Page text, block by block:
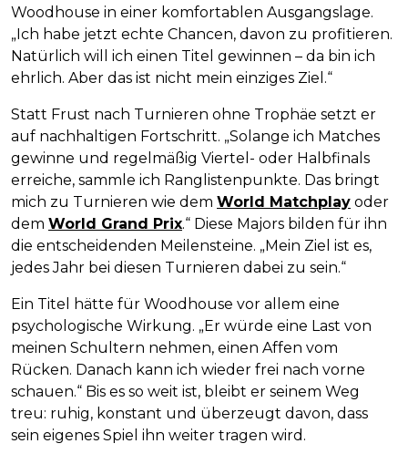
Woodhouse in einer komfortablen Ausgangslage.
„Ich habe jetzt echte Chancen, davon zu profitieren.
Natürlich will ich einen Titel gewinnen – da bin ich
ehrlich. Aber das ist nicht mein einziges Ziel.“
Statt Frust nach Turnieren ohne Trophäe setzt er
auf nachhaltigen Fortschritt. „Solange ich Matches
gewinne und regelmäßig Viertel- oder Halbfinals
erreiche, sammle ich Ranglistenpunkte. Das bringt
mich zu Turnieren wie dem World Matchplay oder
dem World Grand Prix.“ Diese Majors bilden für ihn
die entscheidenden Meilensteine. „Mein Ziel ist es,
jedes Jahr bei diesen Turnieren dabei zu sein.“
Ein Titel hätte für Woodhouse vor allem eine
psychologische Wirkung. „Er würde eine Last von
meinen Schultern nehmen, einen Affen vom
Rücken. Danach kann ich wieder frei nach vorne
schauen.“ Bis es so weit ist, bleibt er seinem Weg
treu: ruhig, konstant und überzeugt davon, dass
sein eigenes Spiel ihn weiter tragen wird.